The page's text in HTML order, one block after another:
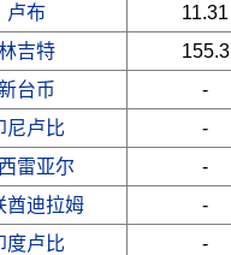
卢布
11.31
吉特
155.3
台币
-
尼卢比
-
雷亚尔
-
酋迪拉姆
-
度卢比
-